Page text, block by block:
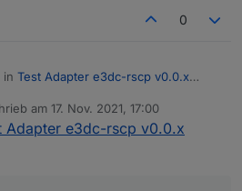
0
in Test Adapter e3dc-rscp v0.0.x
am 17. Nov. 2021, 17:00
editiert von
Adapter e3dc-rscp v0.0.x